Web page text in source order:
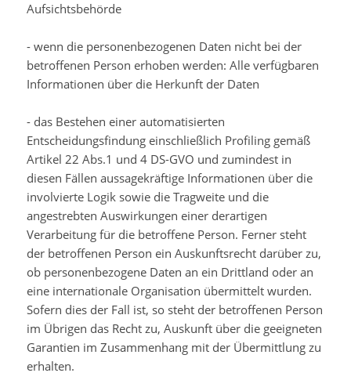
Aufsichtsbehörde
- wenn die personenbezogenen Daten nicht bei der
betroffenen Person erhoben werden: Alle verfügbaren
Informationen über die Herkunft der Daten
- das Bestehen einer automatisierten
Entscheidungsfindung einschließlich Profiling gemäß
Artikel 22 Abs.1 und 4 DS-GVO und zumindest in
diesen Fällen aussagekräftige Informationen über die
involvierte Logik sowie die Tragweite und die
angestrebten Auswirkungen einer derartigen
Verarbeitung für die betroffene Person. Ferner steht
der betroffenen Person ein Auskunftsrecht darüber zu,
ob personenbezogene Daten an ein Drittland oder an
eine internationale Organisation übermittelt wurden.
Sofern dies der Fall ist, so steht der betroffenen Person
im Übrigen das Recht zu, Auskunft über die geeigneten
Garantien im Zusammenhang mit der Übermittlung zu
erhalten.